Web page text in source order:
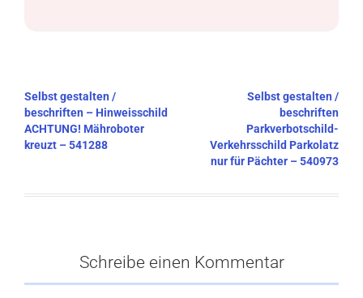
Beitragsnavigation
Selbst gestalten /
beschriften – Hinweisschild
ACHTUNG! Mähroboter
kreuzt – 541288
Selbst gestalten /
beschriften
Parkverbotschild-
Verkehrsschild Parkolatz
nur für Pächter – 540973
Schreibe einen Kommentar